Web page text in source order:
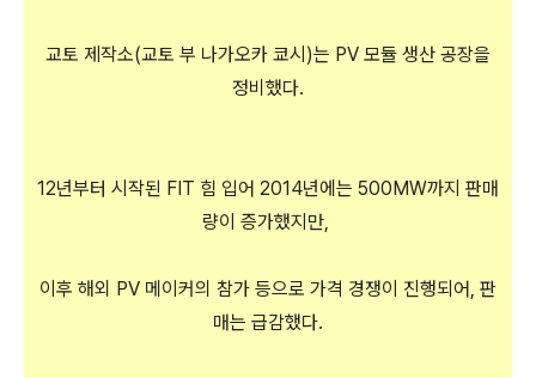
교토 제작소(교토 부 나가오카 쿄시)는 PV 모듈 생산 공장을
정비했다.
12년부터 시작된 FIT 힘 입어 2014년에는 500MW까지 판매
량이 증가했지만,
이후 해외 PV 메이커의 참가 등으로 가격 경쟁이 진행되어, 판
매는 급감했다.